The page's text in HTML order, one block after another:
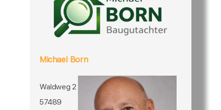
Michael Born
Waldweg 2
57489